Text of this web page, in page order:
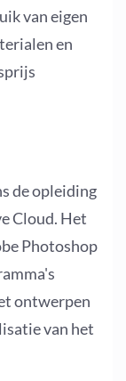
van eigen
en
de opleiding
Cloud. Het
Photoshop
ontwerpen
van het